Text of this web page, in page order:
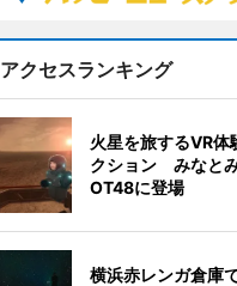
アクセスランキング
火星を旅するVR体
クション みなと
OT48に登場
横浜赤レンガ倉庫